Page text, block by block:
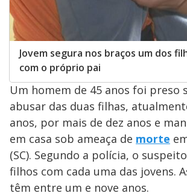
Jovem segura nos braços um dos
com o próprio pai
Um homem de 45 anos foi preso
abusar das duas filhas,
anos, por mais de dez anos e
em casa sob ameaça de morte
(SC). Segundo a polícia, o
filhos com cada uma das jovens.
têm entre um e nove anos.